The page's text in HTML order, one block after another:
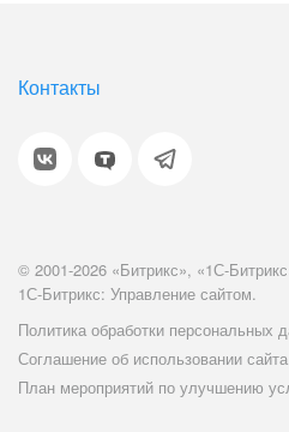
Контакты
© 2001-2026 «Битрикс», «1С-
1С-Битрикс: Управление сайтом.
Политика обработки персональных
Соглашение об использовании сайта
План мероприятий по улучшению